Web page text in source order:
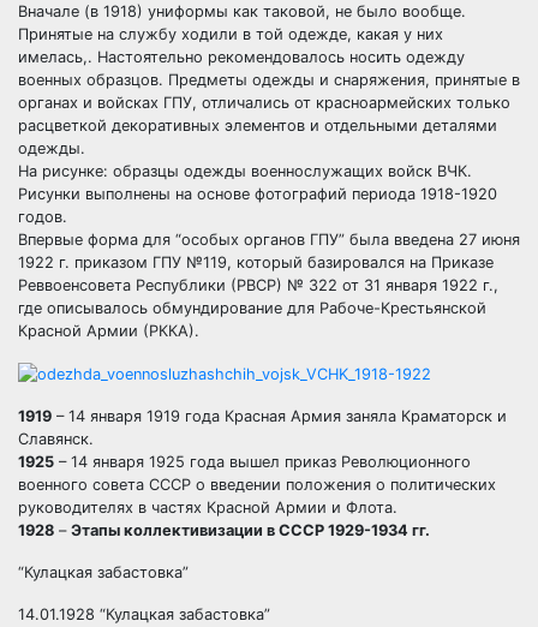
Вначале (в 1918) униформы как таковой, не было вообще.
Принятые на службу ходили в той одежде, какая у них
имелась,. Настоятельно рекомендовалось носить одежду
военных образцов. Предметы одежды и снаряжения, принятые в
органах и войсках ГПУ, отличались от красноармейских только
расцветкой декоративных элементов и отдельными деталями
одежды.
На рисунке: образцы одежды военнослужащих войск ВЧК.
Рисунки выполнены на основе фотографий периода 1918-1920
годов.
Впервые форма для “особых органов ГПУ” была введена 27 июня
1922 г. приказом ГПУ №119, который базировался на Приказе
Реввоенсовета Республики (РВСР) № 322 от 31 января 1922 г.,
где описывалось обмундирование для Рабоче-Крестьянской
Красной Армии (РККА).
1919 – 14 января 1919 года Красная Армия заняла Краматорск и
Славянск.
1925 – 14 января 1925 года вышел приказ Революционного
военного совета СССР о введении положения о политических
руководителях в частях Красной Армии и Флота.
1928 – Этапы коллективизации в СССР 1929-1934 гг.
“Кулацкая забастовка”
14.01.1928 “Кулацкая забастовка”